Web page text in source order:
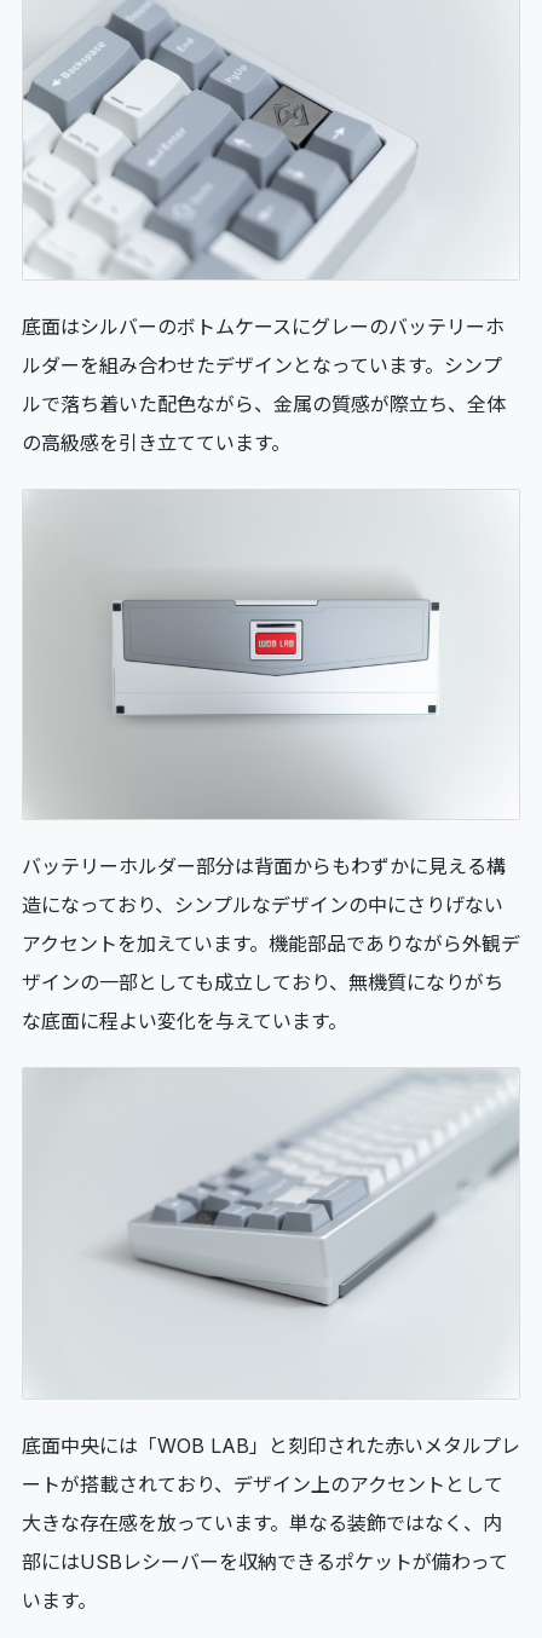
底面はシルバーのボトムケースにグレーのバッテリーホ
ルダーを組み合わせたデザインとなっています。シンプ
ルで落ち着いた配色ながら、金属の質感が際立ち、全体
の高級感を引き立てています。
バッテリーホルダー部分は背面からもわずかに見える構
造になっており、シンプルなデザインの中にさりげない
アクセントを加えています。機能部品でありながら外観デ
ザインの一部としても成立しており、無機質になりがち
な底面に程よい変化を与えています。
底面中央には「WOB LAB」と刻印された赤いメタルプレ
ートが搭載されており、デザイン上のアクセントとして
大きな存在感を放っています。単なる装飾ではなく、内
部にはUSBレシーバーを収納できるポケットが備わって
います。